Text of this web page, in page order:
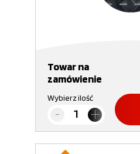
Towar na
zamówienie
Wybierz ilość